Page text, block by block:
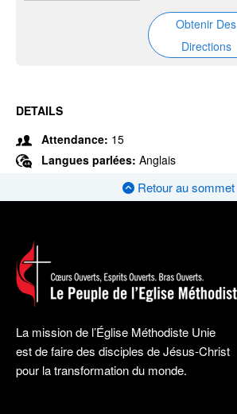
Obtenir Des
Directions
DETAILS
Attendance: 15
Langues parlées: Anglais
Retour au sommet
La mission de l’Église Méthodiste Unie
est de faire des disciples de Jésus-Christ
pour la transformation du monde.